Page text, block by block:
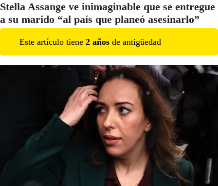
Stella Assange ve inimaginable que se entregue
a su marido “al país que planeó asesinarlo”
Este artículo tiene 2 años de antigüedad